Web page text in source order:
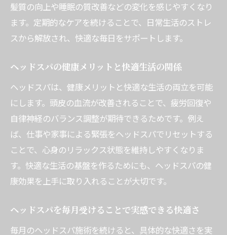
髪質の向上や睡眠の質改善などの変化を感じやすくなり
ます。定期的なケアを続けることで、日常生活のストレ
スから解放され、快適な毎日をサポートします。
ヘッドスパの健康メリットと快適生活の関係
ヘッドスパは、健康メリットと快適な生活の両立を可能
にします。頭皮の血流が改善されることで、疲労回復や
自律神経のバランス調整が期待できるためです。例え
ば、仕事や家事による緊張をヘッドスパでリセットする
ことで、心身のリラックス状態を維持しやすくなりま
す。快適な生活の基盤を作るためにも、ヘッドスパの健
康効果を上手に取り入れることが大切です。
ヘッドスパを毎月受けることで実感できる快適さ
毎月のヘッドスパ施術を続けると、具体的な快適さを実